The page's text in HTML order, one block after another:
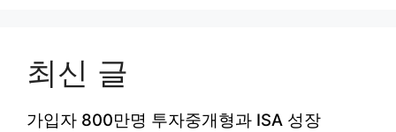
최신 글
가입자 800만명 투자중개형과 ISA 성장